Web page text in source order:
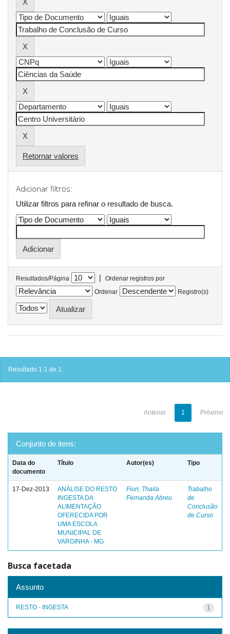
Retornar valores
Adicionar filtros:
Utilizar filtros para refinar o resultado de busca.
Resultados/Página |
Ordenar registros por
Ordenar
Registro(s)
Resultado 1-1 de 1.
Anterior 1 Próximo
Conjunto de itens:
Data do
documento
Título Autor(es) Tipo
17-Dez-2013
ANÁLISE DO RESTO
INGESTA DA
ALIMENTAÇÃO
OFERECIDA POR
UMA ESCOLA
MUNICIPAL DE
VARGINHA - MG
Fiori, Thaila
Fernanda Abreu
Trabalho
de
Conclusão
de Curso
Busca facetada
Assunto
1
RESTO - INGESTA